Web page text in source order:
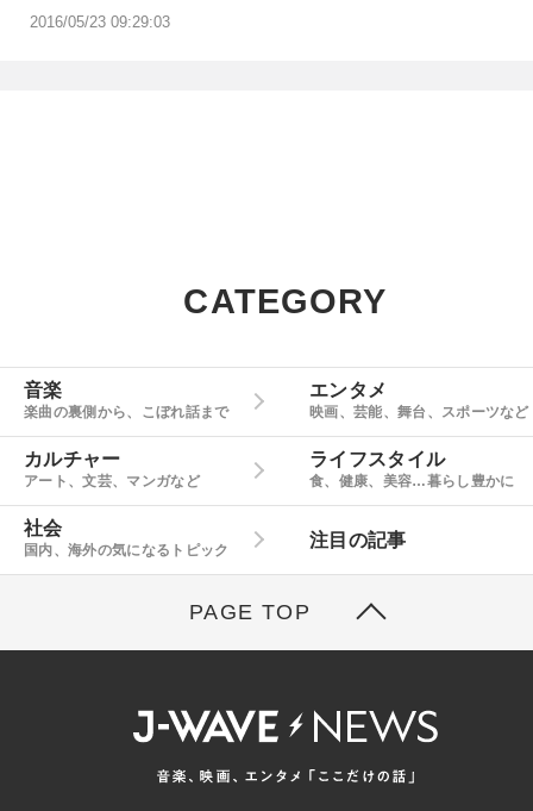
2016/05/23 09:29:03
CATEGORY
音楽
楽曲の裏側から、こぼれ話まで
エンタメ
映画、芸能、舞台、スポーツなど
カルチャー
アート、文芸、マンガなど
ライフスタイル
食、健康、美容…暮らし豊かに
社会
国内、海外の気になるトピック
注目の記事
PAGE TOP